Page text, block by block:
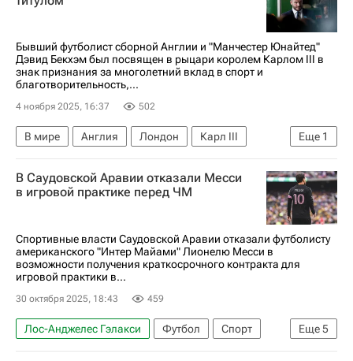
Бывший футболист сборной Англии и "Манчестер Юнайтед"
Дэвид Бекхэм был посвящен в рыцари королем Карлом III в
знак признания за многолетний вклад в спорт и
благотворительность,...
4 ноября 2025, 16:37 502
Еще 1
В мире Англия Лондон
Карл III
Дэвид Бекхэм
В Саудовской Аравии отказали Месси
в игровой практике перед ЧМ
Спортивные власти Саудовской Аравии отказали футболисту
американского "Интер Майами" Лионелю Месси в
возможности получения краткосрочного контракта для
игровой практики в...
30 октября 2025, 18:43 459
Еще5
Лос-Анджелес Гэлакси Футбол
Спорт
Лионель Месси
Интер